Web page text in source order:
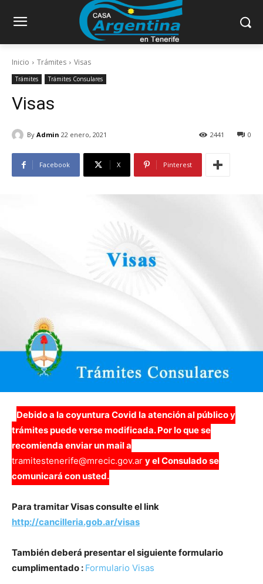
Inicio Trámites Visas
Trámites Trámites Consulares
Visas
By Admin 22 enero, 2021 0
2441
Facebook X Pinterest
Debido a la coyuntura Covid la atención al público y
trámites puede verse modificada. Por lo que se
recomienda enviar un mail a
tramitestenerife@mrecic.gov.ar y el Consulado se
comunicará con usted.
Para tramitar Visas consulte el link
http://cancilleria.gob.ar/visas
También deberá presentar el siguiente formulario
cumplimentado : Formulario Visas